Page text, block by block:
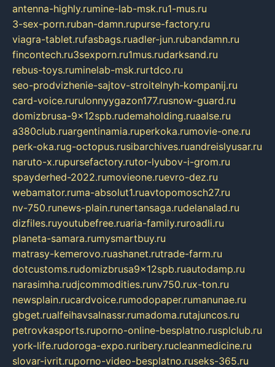
antenna-highly.rumine-lab-msk.ru1-mus.ru
3-sex-porn.ruban-damn.rupurse-factory.ru
viagra-tablet.rufasbags.ruadler-jun.rubandamn.ru
fincontech.ru3sexporn.ru1mus.rudarksand.ru
rebus-toys.ruminelab-msk.rurtdco.ru
seo-prodvizhenie-sajtov-stroitelnyh-kompanij.ru
card-voice.rurulonnyygazon177.rusnow-guard.ru
domizbrusa-9x12spb.rudemaholding.ruaalse.ru
a380club.ruargentinamia.ruperkoka.rumovie-one.ru
perk-oka.rug-octopus.rusibarchives.ruandreislyusar.ru
naruto-x.rupursefactory.rutor-lyubov-i-grom.ru
spayderhed-2022.rumovieone.ruevro-dez.ru
webamator.ruma-absolut1.ruavtopomosch27.ru
nv-750.runews-plain.runertansaga.rudelanalad.ru
dizfiles.ruyoutubefree.ruaria-family.ruroadli.ru
planeta-samara.rumysmartbuy.ru
matrasy-kemerovo.ruashanet.rutrade-farm.ru
dotcustoms.rudomizbrusa9x12spb.ruautodamp.ru
narasimha.rudjcommodities.runv750.rux-ton.ru
newsplain.rucardvoice.rumodopaper.rumanunae.ru
gbget.rualfeihavsalnassr.rumadoma.rutajuncos.ru
petrovkasports.ruporno-online-besplatno.rusplclub.ru
york-life.rudoroga-expo.ruribery.rucleanmedicine.ru
slovar-ivrit.ruporno-video-besplatno.ruseks-365.ru